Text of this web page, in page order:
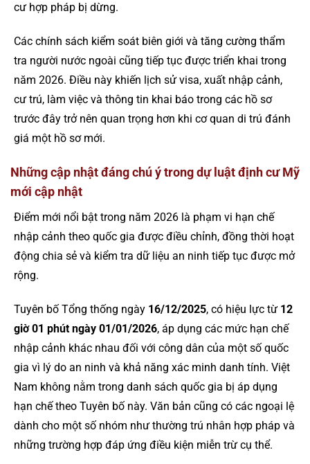
cư hợp pháp bị dừng.
Các chính sách kiểm soát biên giới và tăng cường thẩm
tra người nước ngoài cũng tiếp tục được triển khai trong
năm 2026. Điều này khiến lịch sử visa, xuất nhập cảnh,
cư trú, làm việc và thông tin khai báo trong các hồ sơ
trước đây trở nên quan trọng hơn khi cơ quan di trú đánh
giá một hồ sơ mới.
Những cập nhật đáng chú ý trong dự luật định cư Mỹ
mới cập nhật
Điểm mới nổi bật trong năm 2026 là phạm vi hạn chế
nhập cảnh theo quốc gia được điều chỉnh, đồng thời hoạt
động chia sẻ và kiểm tra dữ liệu an ninh tiếp tục được mở
rộng.
Tuyên bố Tổng thống ngày 16/12/2025, có hiệu lực từ 12
giờ 01 phút ngày 01/01/2026, áp dụng các mức hạn chế
nhập cảnh khác nhau đối với công dân của một số quốc
gia vì lý do an ninh và khả năng xác minh danh tính. Việt
Nam không nằm trong danh sách quốc gia bị áp dụng
hạn chế theo Tuyên bố này. Văn bản cũng có các ngoại lệ
dành cho một số nhóm như thường trú nhân hợp pháp và
những trường hợp đáp ứng điều kiện miễn trừ cụ thể.